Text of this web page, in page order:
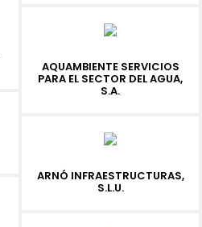
AQUAMBIENTE SERVICIOS
PARA EL SECTOR DEL AGUA,
S.A.
ARNÓ INFRAESTRUCTURAS,
S.L.U.